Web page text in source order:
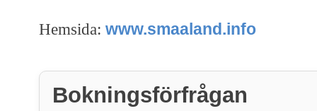
Hemsida: www.smaaland.info
Bokningsförfrågan